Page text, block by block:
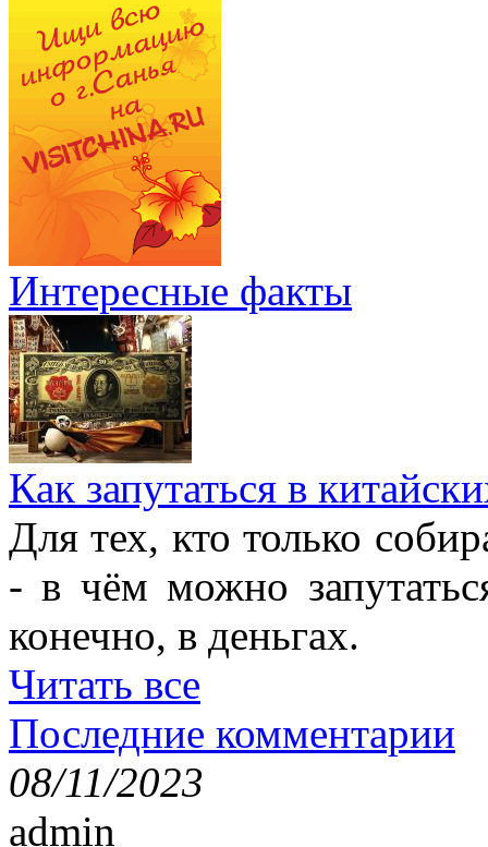
Интересные факты
Как запутаться в
Для тех, кто только
- в чём можно
конечно, в деньгах.
Читать все
Последние комментарии
08/11/2023
admin